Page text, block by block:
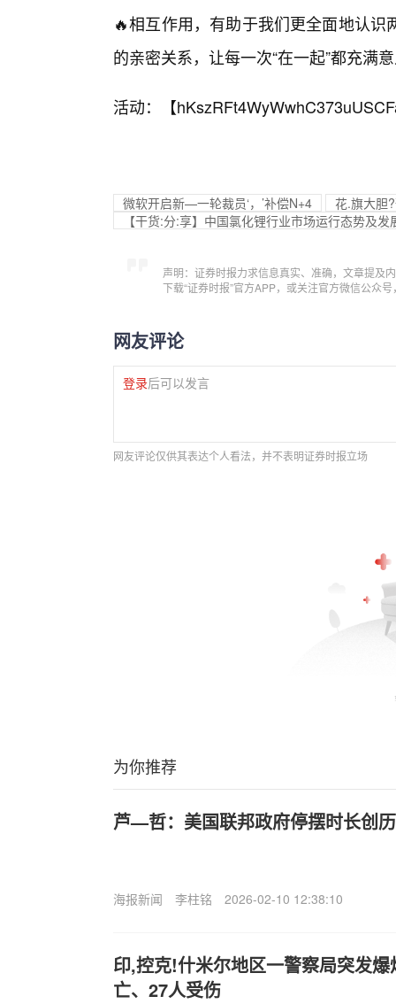
🔥相互作用，有助于我们更全面地认
的亲密关系，让每一次“在一起”都充满
活动：【
微软开启新—一轮裁员‘，’补偿N+4
花.旗大胆
【干货:分:享】中国氯化锂行业市场运行态势及
声明：证券时报力求信息真实、准确，文章提及
下载“证券时报”官方APP，或关注官方微信公众
网友评论
登录后可以发言
网友评论仅供其表达个人看法，并不表明证券时报立场
为你推荐
芦—哲：美国联邦政府停摆时长创
海报新闻 李柱铭 2026-02-10 12:38:10
印,控克!什米尔地区一警察局突发
亡、27人受伤